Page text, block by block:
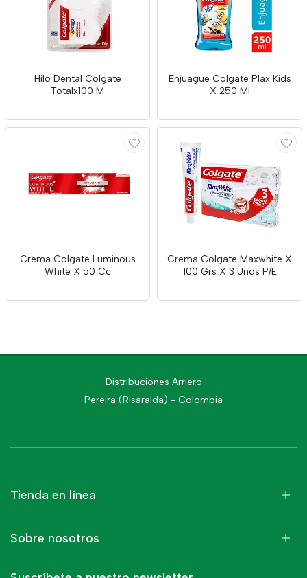
Hilo Dental Colgate
Totalx100 M
Enjuague Colgate Plax Kids
X 250 Ml
Crema Colgate Luminous
White X 50 Cc
Crema Colgate Maxwhite X
100 Grs X 3 Unds P/E
Distribuciones Arriero
Pereira (Risaralda) - Colombia
Tienda en línea
Sobre nosotros